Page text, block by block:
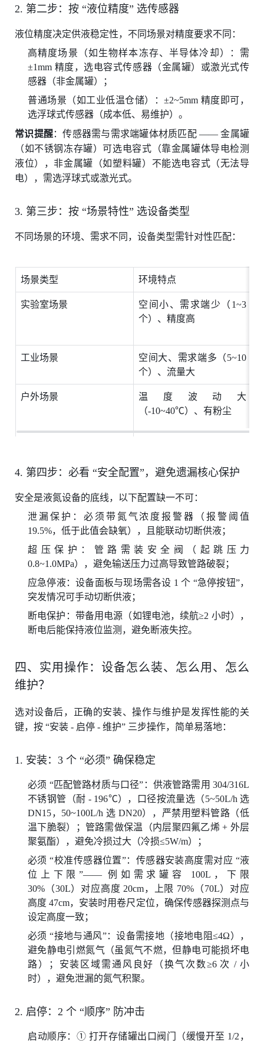
2. 第二步：按 “液位精度” 选传感器
液位精度决定供液稳定性，不同场景对精度要求不同：
高精度场景（如生物样本冻存、半导体冷却）：需
±1mm 精度，选电容式传感器（金属罐）或激光式传
感器（非金属罐）；
普通场景（如工业低温仓储）：±2~5mm 精度即可，
选浮球式传感器（成本低、易维护）。
常识提醒：传感器需与需求端罐体材质匹配 —— 金属罐
（如不锈钢冻存罐）可选电容式（靠金属罐体导电检测
液位），非金属罐（如塑料罐）不能选电容式（无法导
电），需选浮球式或激光式。
3. 第三步：按 “场景特性” 选设备类型
不同场景的环境、需求不同，设备类型需针对性匹配：
场景类型 环境特点
实验室场景
空间小、需求端少（1~3
个）、精度高
工业场景
空间大、需求端多（5~10
个）、流量大
户外场景
温度波动大
（-10~40℃）、有粉尘
4. 第四步：必看 “安全配置”，避免遗漏核心保护
安全是液氮设备的底线，以下配置缺一不可：
泄漏保护：必须带氮气浓度报警器（报警阈值
19.5%，低于此值会缺氧），且能联动切断供液；
超压保护：管路需装安全阀（起跳压力
0.8~1.0MPa），避免输送压力过高导致管路破裂；
应急停液：设备面板与现场需各设 1 个 “急停按钮”，
突发情况可手动切断供液；
断电保护：带备用电源（如锂电池，续航≥2 小时），
断电后能保持液位监测，避免断液失控。
四、实用操作：设备怎么装、怎么用、怎么
维护？
选对设备后，正确的安装、操作与维护是发挥性能的关
键，按 “安装 - 启停 - 维护” 三步操作，简单易落地：
1. 安装：3 个 “必须” 确保稳定
必须 “匹配管路材质与口径”：供液管路需用 304/316L
不锈钢管（耐 - 196℃），口径按流量选（5~50L/h 选
DN15，50~100L/h 选 DN20），严禁用塑料管路（低
温下脆裂）；管路需做保温（内层聚四氟乙烯 + 外层
聚氨酯），避免冷损过大（冷损≤5W/m）；
必须 “校准传感器位置”：传感器安装高度需对应 “液
位上下限”—— 例如需求罐容 100L，下限
30%（30L）对应高度 20cm，上限 70%（70L）对应
高度 47cm，安装时用卷尺定位，确保传感器探测点与
设定高度一致；
必须 “接地与通风”：设备需接地（接地电阻≤4Ω），
避免静电引燃氮气（虽氮气不燃，但静电可能损坏电
路）；安装区域需通风良好（换气次数≥6 次 / 小
时），避免泄漏的氮气积聚。
2. 启停：2 个 “顺序” 防冲击
启动顺序：① 打开存储罐出口阀门（缓慢开至 1/2，